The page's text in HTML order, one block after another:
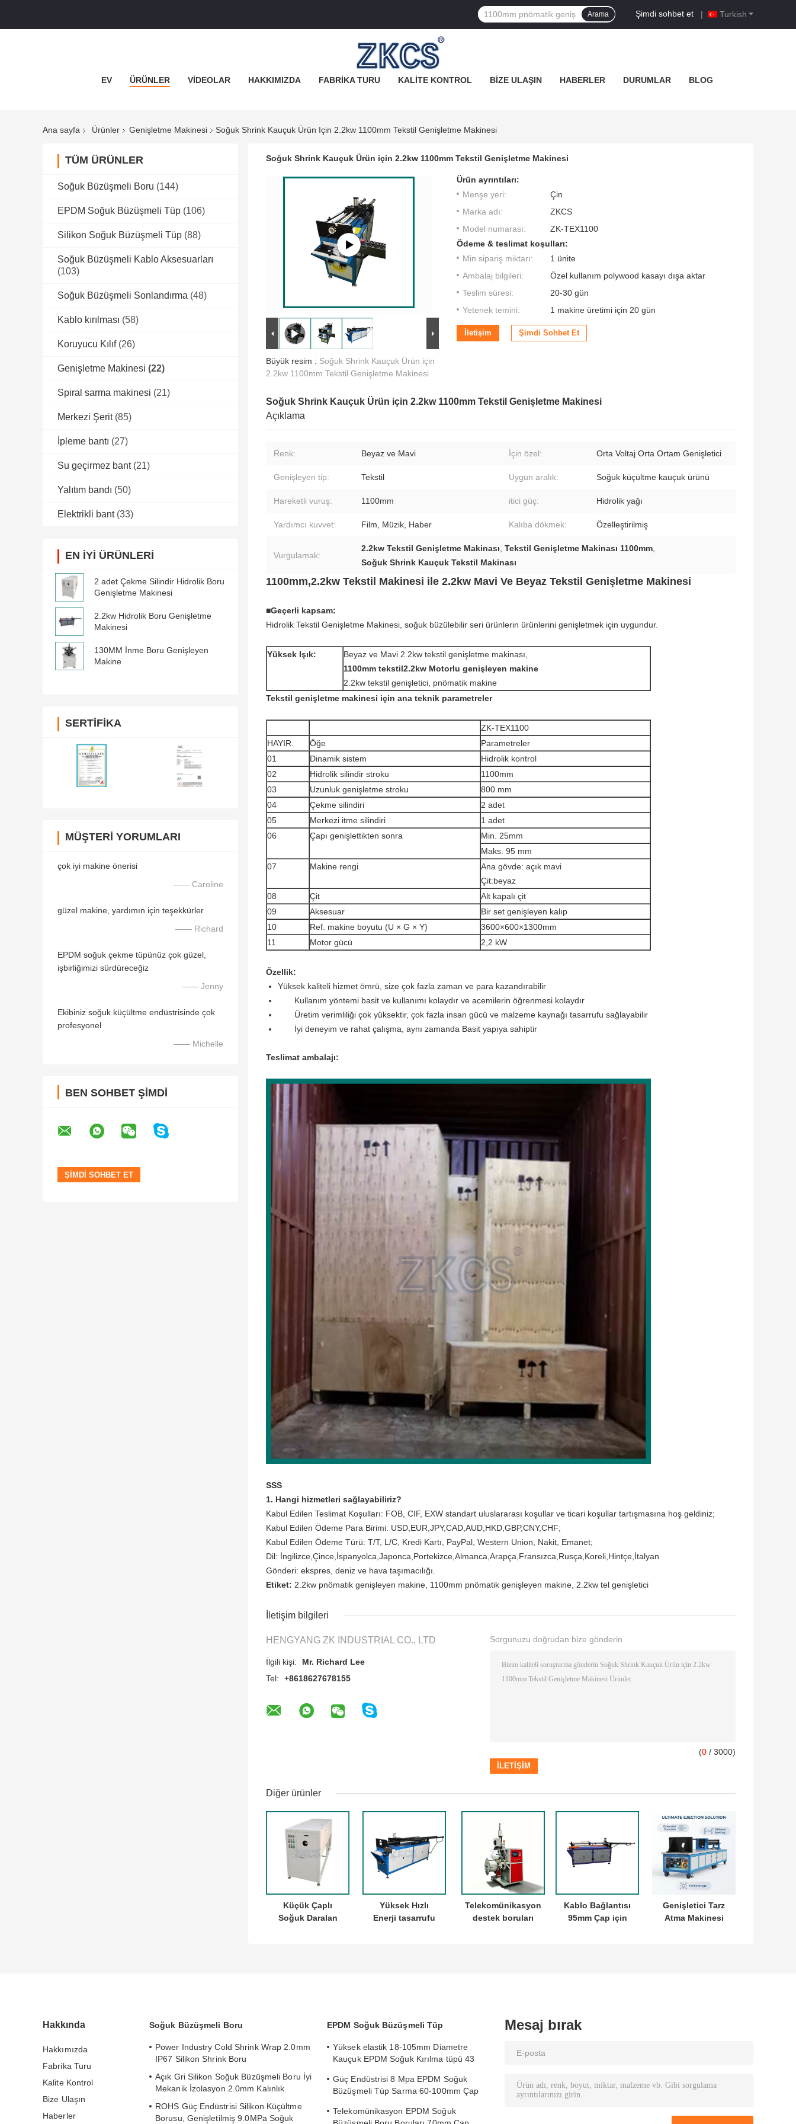
Turkish
Şimdi sohbet et |
Arama
EV ÜRÜNLER VIDEOLAR HAKKIMIZDA FABRIKA TURU KALITE KONTROL BIZE ULAŞIN HABERLER DURUMLAR BLOG
Ana sayfa Ürünler Genişletme Makinesi Soğuk Shrink Kauçuk Ürün Için 2.2kw 1100mm Tekstil Genişletme Makinesi
TÜM ÜRÜNLER
Soğuk Büzüşmeli Boru (144)
EPDM Soğuk Büzüşmeli Tüp (106)
Silikon Soğuk Büzüşmeli Tüp (88)
Soğuk Büzüşmeli Kablo Aksesuarları
(103)
Soğuk Büzüşmeli Sonlandırma (48)
Kablo kırılması (58)
Koruyucu Kılıf (26)
Genişletme Makinesi (22)
Spiral sarma makinesi (21)
Merkezi Şerit (85)
İpleme bantı (27)
Su geçirmez bant (21)
Yalıtım bandı (50)
Elektrikli bant (33)
EN IYI ÜRÜNLERI
2 adet Çekme Silindir Hidrolik Boru
Genişletme Makinesi
2.2kw Hidrolik Boru Genişletme
Makinesi
130MM İnme Boru Genişleyen
Makine
SERTIFIKA
MÜŞTERI YORUMLARI
çok iyi makine önerisi
—— Caroline
güzel makine, yardımın için teşekkürler
—— Richard
EPDM soğuk çekme tüpünüz çok güzel,
işbirliğimizi sürdüreceğiz
—— Jenny
Ekibiniz soğuk küçültme endüstrisinde çok
profesyonel
—— Michelle
BEN SOHBET ŞIMDI
Soğuk Shrink Kauçuk Ürün için 2.2kw 1100mm Tekstil Genişletme Makinesi
Büyük resim : Soğuk Shrink Kauçuk Ürün için
2.2kw 1100mm Tekstil Genişletme Makinesi
Ürün ayrıntıları:
Menşe yeri:
Çin
Marka adı:
ZKCS
Model numarası:
ZK-TEX1100
Ödeme & teslimat koşulları:
Min sipariş miktarı:
1 ünite
Ambalaj bilgileri:
Özel kullanım polywood kasayı dışa aktar
Teslim süresi:
20-30 gün
Yetenek temini:
1 makine üretimi için 20 gün
İletişim Şimdi Sohbet Et
Soğuk Shrink Kauçuk Ürün için 2.2kw 1100mm Tekstil Genişletme Makinesi
Açıklama
Renk: Beyaz ve Mavi İçin özel: Orta Voltaj Orta Ortam Genişletici
Genişleyen tip: Tekstil Uygun aralık: Soğuk küçültme kauçuk ürünü
Hareketli vuruş: 1100mm itici güç: Hidrolik yağı
Yardımcı kuvvet: Film, Müzik, Haber Kalıba dökmek: Özelleştirilmiş
Vurgulamak:
2.2kw Tekstil Genişletme Makinası, Tekstil Genişletme Makinası 1100mm,
Soğuk Shrink Kauçuk Tekstil Makinası
1100mm,2.2kw Tekstil Makinesi ile 2.2kw Mavi Ve Beyaz Tekstil Genişletme Makinesi
■Geçerli kapsam:
Hidrolik Tekstil Genişletme Makinesi, soğuk büzülebilir seri ürünlerin ürünlerini genişletmek için uygundur.
Yüksek Işık:
Beyaz ve Mavi 2.2kw tekstil genişletme makinası,
1100mm tekstil2.2kw Motorlu genişleyen makine
2.2kw tekstil genişletici, pnömatik makine
Tekstil genişletme makinesi için ana teknik parametreler
ZK-TEX1100
HAYIR.
Öğe
Parametreler
01
Dinamik sistem
Hidrolik kontrol
02
Hidrolik silindir stroku
1100mm
03
Uzunluk genişletme stroku
800 mm
04
Çekme silindiri
2 adet
05
Merkezi itme silindiri
1 adet
06
Çapı genişlettikten sonra
Min. 25mm
Maks. 95 mm
07
Makine rengi
Ana gövde: açık mavi
Çit:beyaz
08
Çit
Alt kapalı çit
09
Aksesuar
Bir set genişleyen kalıp
10
Ref. makine boyutu (U × G × Y)
3600×600×1300mm
11
Motor gücü 2,2 kW
Özellik:
Yüksek kaliteli hizmet ömrü, size çok fazla zaman ve para kazandırabilir
Kullanım yöntemi basit ve kullanımı kolaydır ve acemilerin öğrenmesi kolaydır
Üretim verimliliği çok yüksektir, çok fazla insan gücü ve malzeme kaynağı tasarrufu sağlayabilir
İyi deneyim ve rahat çalışma, aynı zamanda Basit yapıya sahiptir
Teslimat ambalajı:
SSS
1. Hangi hizmetleri sağlayabiliriz?
Kabul Edilen Teslimat Koşulları: FOB, CIF, EXW standart uluslararası koşullar ve ticari koşullar tartışmasına hoş geldiniz;
Kabul Edilen Ödeme Para Birimi: USD,EUR,JPY,CAD,AUD,HKD,GBP,CNY,CHF;
Kabul Edilen Ödeme Türü: T/T, L/C, Kredi Kartı, PayPal, Western Union, Nakit, Emanet;
Dil: İngilizce,Çince,İspanyolca,Japonca,Portekizce,Almanca,Arapça,Fransızca,Rusça,Koreli,Hintçe,İtalyan
Gönderi: ekspres, deniz ve hava taşımacılığı.
Etiket: 2.2kw pnömatik genişleyen makine, 1100mm pnömatik genişleyen makine, 2.2kw tel genişletici
İletişim bilgileri
HENGYANG ZK INDUSTRIAL CO., LTD
İlgili kişi:
Mr. Richard Lee
Tel:
+8618627678155
Sorgunuzu doğrudan bize gönderin
(0 / 3000)
Diğer ürünler
Küçük Çaplı
Soğuk Daralan
Yüksek Hızlı
Enerji tasarrufu
Telekomünikasyon
destek boruları
Kablo Bağlantısı
95mm Çap için
Genişletici Tarz
Atma Makinesi
Hakkında
Hakkımızda
Fabrika Turu
Kalite Kontrol
Bize Ulaşın
Haberler
Soğuk Büzüşmeli Boru
Power Industry Cold Shrink Wrap 2.0mm
IP67 Silikon Shrink Boru
Açık Gri Silikon Soğuk Büzüşmeli Boru İyi
Mekanik İzolasyon 2.0mm Kalınlık
ROHS Güç Endüstrisi Silikon Küçültme
Borusu, Genişletilmiş 9.0MPa Soğuk
EPDM Soğuk Büzüşmeli Tüp
Yüksek elastik 18-105mm Diametre
Kauçuk EPDM Soğuk Kırılma tüpü 43
Güç Endüstrisi 8 Mpa EPDM Soğuk
Büzüşmeli Tüp Sarma 60-100mm Çap
Telekomünikasyon EPDM Soğuk
Mesaj bırak